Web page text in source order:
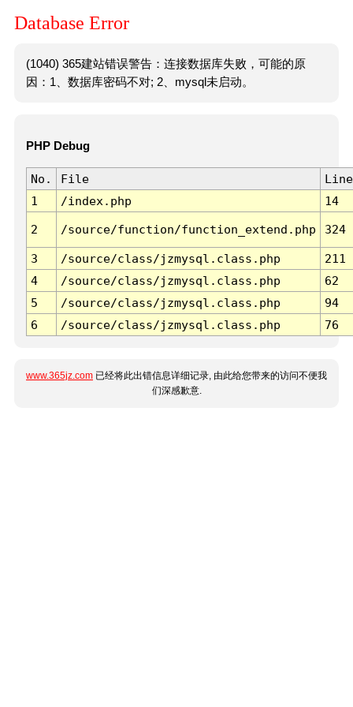
Database Error
(1040) 365建站错误警告：连接数据库失败，可能的原
因：1、数据库密码不对; 2、mysql未启动。
PHP Debug
No. File
Line
1
/index.php 14
2 /source/function/function_extend.php 324
3 /source/class/jzmysql.class.php
211
4
/source/class/jzmysql.class.php
62
5
/source/class/jzmysql.class.php
94
6
/source/class/jzmysql.class.php 76
www.365jz.com 已经将此出错信息详细记录, 由此给您带来的访问不便我
们深感歉意.